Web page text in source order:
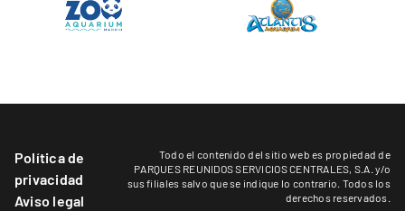
Política de
privacidad
Aviso legal
Todo el contenido del sitio web es propiedad de
PARQUES REUNIDOS SERVICIOS CENTRALES, S.A. y/o
sus filiales salvo que se indique lo contrario. Todos los
derechos reservados.